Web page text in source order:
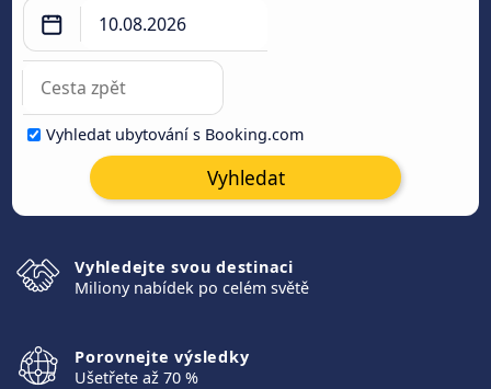
Vyhledat ubytování s Booking.com
Vyhledat
Vyhledejte svou destinaci
Miliony nabídek po celém světě
Porovnejte výsledky
Ušetřete až 70 %